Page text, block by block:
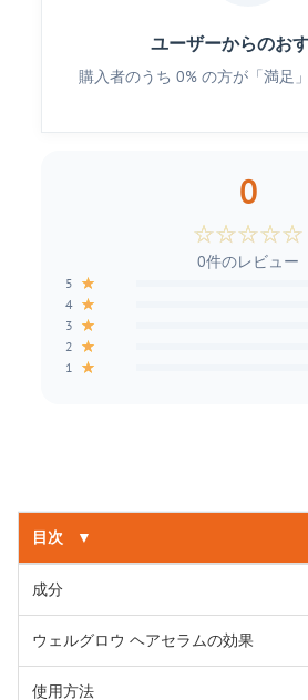
ユーザーからのお
購入者のうち 0% の方が「満足
0
☆☆☆☆☆
0件のレビュー
5 ★
4 ★
3 ★
2 ★
1 ★
目次 ▼
成分
ウェルグロウ ヘアセラムの効果
使用方法